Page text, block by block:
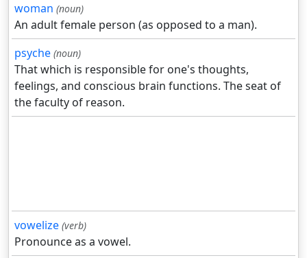
woman (noun)
An adult female person (as opposed to a man).
psyche (noun)
That which is responsible for one's thoughts,
feelings, and conscious brain functions. The seat of
the faculty of reason.
vowelize (verb)
Pronounce as a vowel.